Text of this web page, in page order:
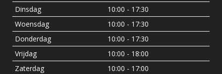
Dinsdag
10:00 - 17:30
Woensdag
10:00 - 17:30
Donderdag
10:00 - 17:30
Vrijdag
10:00 - 18:00
Zaterdag
10:00 - 17:00